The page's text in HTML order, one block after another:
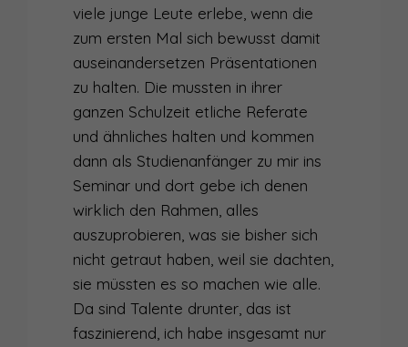
viele junge Leute erlebe, wenn die
zum ersten Mal sich bewusst damit
auseinandersetzen Präsentationen
zu halten. Die mussten in ihrer
ganzen Schulzeit etliche Referate
und ähnliches halten und kommen
dann als Studienanfänger zu mir ins
Seminar und dort gebe ich denen
wirklich den Rahmen, alles
auszuprobieren, was sie bisher sich
nicht getraut haben, weil sie dachten,
sie müssten es so machen wie alle.
Da sind Talente drunter, das ist
faszinierend, ich habe insgesamt nur